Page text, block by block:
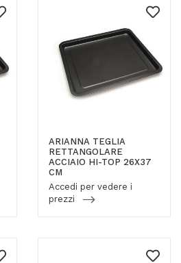
ARIANNA TEGLIA
RETTANGOLARE
ACCIAIO HI-TOP 26X37
CM
Accedi per vedere i
prezzi